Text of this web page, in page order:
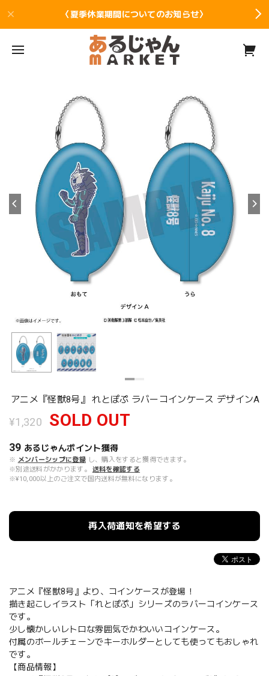
〈夏季休業期間についてのお知らせ〉
アニメ『怪獣8号』 れとぽぷ ラバーコインケース デザインA
¥1,320 SOLD OUT
39 あるじゃんポイント獲得
※ メンバーシップに登録 し、購入をすると獲得できます。
※別途送料がかかります。
送料を確認する
※¥10,000以上のご注文で国内送料が無料になります。
再入荷通知を希望する
アニメ『怪獣8号』より、コインケースが登場！
描き起こしイラスト「れとぽぷ」シリーズのラバーコインケース
です。
少し懐かしいレトロな雰囲気でかわいいコインケース。
付属のボールチェーンでキーホルダーとしても使ってもおしゃれ
です。
【商品情報】